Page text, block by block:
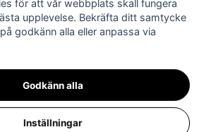
för att vår webbplats skall fungera
upplevelse. Bekräfta ditt samtycke
godkänn alla eller anpassa via
Godkänn alla
Inställningar